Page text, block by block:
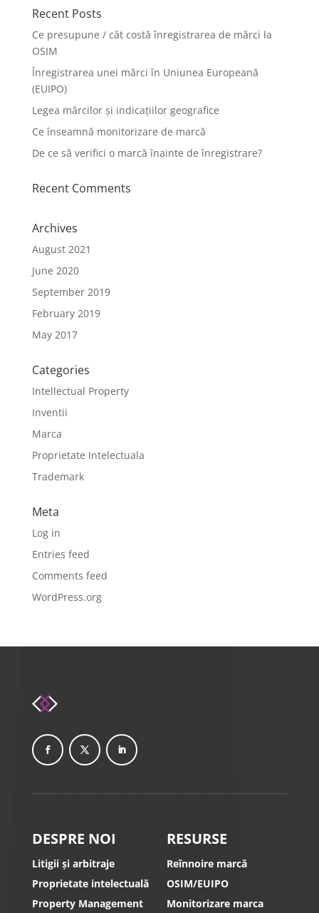
Recent Posts
Ce presupune / cât costă înregistrarea de mărci la
OSIM
Înregistrarea unei mărci în Uniunea Europeană
(EUIPO)
Legea mărcilor și indicațiilor geografice
Ce înseamnă monitorizare de marcă
De ce să verifici o marcă înainte de înregistrare?
Recent Comments
Archives
August 2021
June 2020
September 2019
February 2019
May 2017
Categories
Intellectual Property
Inventii
Marca
Proprietate Intelectuala
Trademark
Meta
Log in
Entries feed
Comments feed
WordPress.org
DESPRE NOI
Litigii și arbitraje
Proprietate intelectuală
Property Management
RESURSE
Reînnoire marcă
OSIM/EUIPO
Monitorizare marca